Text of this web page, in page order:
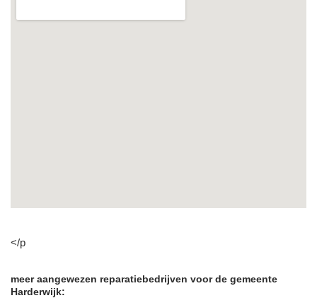
</p
meer aangewezen reparatiebedrijven voor de gemeente
Harderwijk: